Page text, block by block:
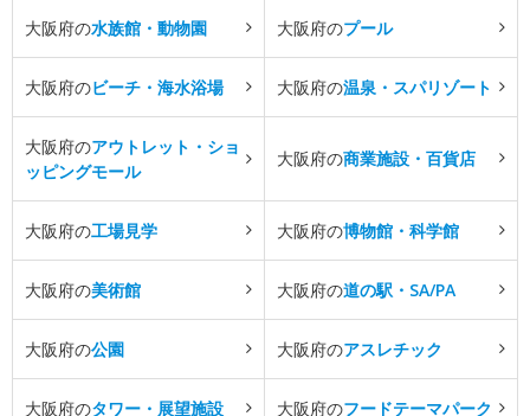
大阪府の水族館・動物園 大阪府のプール
大阪府のビーチ・海水浴場 大阪府の温泉・スパリゾート
大阪府のアウトレット・ショ
ッピングモール
大阪府の商業施設・百貨店
大阪府の工場見学 大阪府の博物館・科学館
大阪府の美術館 大阪府の道の駅・SA/PA
大阪府の公園 大阪府のアスレチック
大阪府のタワー・展望施設 大阪府のフードテーマパーク